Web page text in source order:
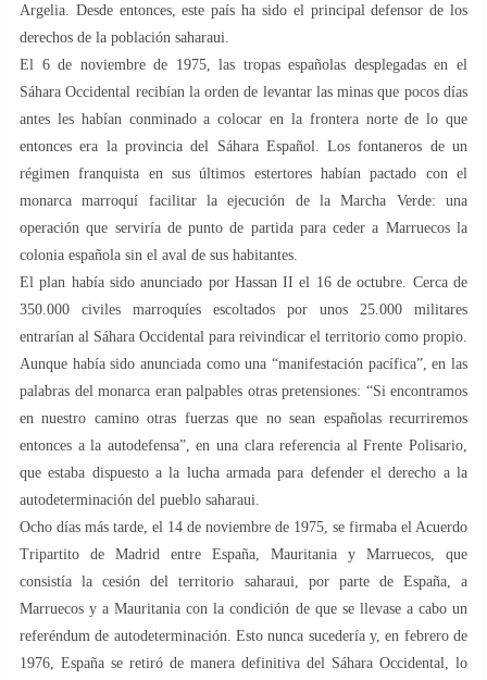
Argelia. Desde entonces, este país ha sido el principal defensor de los
derechos de la población saharaui.
El 6 de noviembre de 1975, las tropas españolas desplegadas en el
Sáhara Occidental recibían la orden de levantar las minas que pocos días
antes les habían conminado a colocar en la frontera norte de lo que
entonces era la provincia del Sáhara Español. Los fontaneros de un
régimen franquista en sus últimos estertores habían pactado con el
monarca marroquí facilitar la ejecución de la Marcha Verde: una
operación que serviría de punto de partida para ceder a Marruecos la
colonia española sin el aval de sus habitantes.
El plan había sido anunciado por Hassan II el 16 de octubre. Cerca de
350.000 civiles marroquíes escoltados por unos 25.000 militares
entrarían al Sáhara Occidental para reivindicar el territorio como propio.
Aunque había sido anunciada como una “manifestación pacífica”, en las
palabras del monarca eran palpables otras pretensiones: “Si encontramos
en nuestro camino otras fuerzas que no sean españolas recurriremos
entonces a la autodefensa”, en una clara referencia al Frente Polisario,
que estaba dispuesto a la lucha armada para defender el derecho a la
autodeterminación del pueblo saharaui.
Ocho días más tarde, el 14 de noviembre de 1975, se firmaba el Acuerdo
Tripartito de Madrid entre España, Mauritania y Marruecos, que
consistía la cesión del territorio saharaui, por parte de España, a
Marruecos y a Mauritania con la condición de que se llevase a cabo un
referéndum de autodeterminación. Esto nunca sucedería y, en febrero de
1976, España se retiró de manera definitiva del Sáhara Occidental, lo